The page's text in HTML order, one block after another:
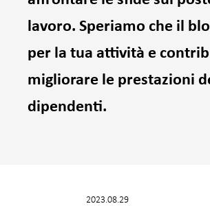
lavoro. Speriamo che il
per la tua attività e
migliorare le prestazioni
dipendenti.
2023.08.29